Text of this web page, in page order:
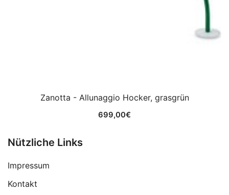
Zanotta - Allunaggio Hocker, grasgrün
699,00€
Nützliche Links
Impressum
Kontakt